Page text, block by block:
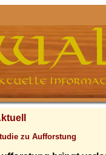
zu Aufforstung